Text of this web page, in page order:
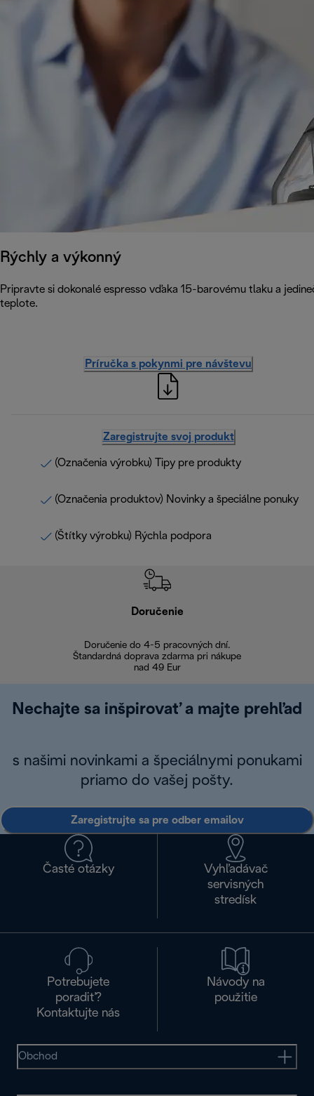
Rýchly a výkonný
Pripravte si dokonalé espresso vďaka 15-barovému tlaku a
teplote.
Príručka s pokynmi pre návštevu
Zaregistrujte svoj produkt
(Označenia výrobku) Tipy pre produkty
(Označenia produktov) Novinky a špeciálne ponuky
(Štítky výrobku) Rýchla podpora
Doručenie
Doručenie do 4-5 pracovných dní.
Štandardná doprava zdarma pri nákupe
nad 49 Eur
Nechajte sa inšpirovať a majte prehľad
s našimi novinkami a špeciálnymi ponukami
priamo do vašej pošty.
Zaregistrujte sa pre odber emailov
Časté otázky
Vyhľadávač
servisných
stredísk
Potrebujete
poradiť?
Kontaktujte nás
Návody na
použitie
Obchod